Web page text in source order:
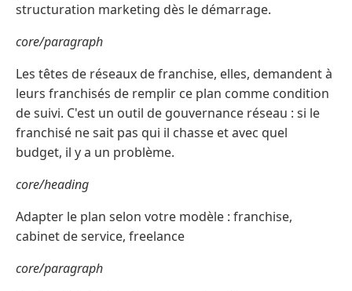
structuration marketing dès le démarrage.
core/paragraph
Les têtes de réseaux de franchise, elles, demandent à
leurs franchisés de remplir ce plan comme condition
de suivi. C'est un outil de gouvernance réseau : si le
franchisé ne sait pas qui il chasse et avec quel
budget, il y a un problème.
core/heading
Adapter le plan selon votre modèle : franchise,
cabinet de service, freelance
core/paragraph